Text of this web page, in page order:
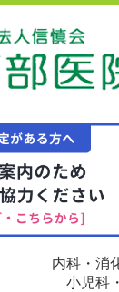
針
める特記事項
内科・消
小児科